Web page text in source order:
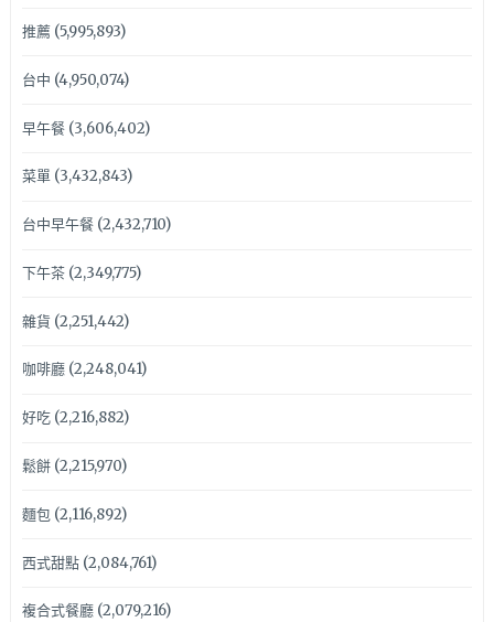
推薦(5,995,893)
台中 (4,950,074)
早午餐(3,606,402)
菜單(3,432,843)
台中早午餐(2,432,710)
下午茶(2,349,775)
雜貨 (2,251,442)
咖啡廳(2,248,041)
好吃(2,216,882)
鬆餅(2,215,970)
麵包(2,116,892)
西式甜點(2,084,761)
複合式餐廳(2,079,216)